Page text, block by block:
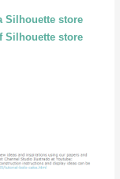
Silhouette store
Silhouette store